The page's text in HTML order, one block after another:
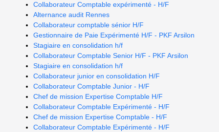
Collaborateur Comptable expérimenté - H/F
Alternance audit Rennes
Collaborateur comptable sénior H/F
Gestionnaire de Paie Expérimenté H/F - PKF Arsilon
Stagiaire en consolidation h/f
Collaborateur Comptable Senior H/F - PKF Arsilon
Stagiaire en consolidation h/f
Collaborateur junior en consolidation H/F
Collaborateur Comptable Junior - H/F
Chef de mission Expertise Comptable H/F
Collaborateur Comptable Expérimenté - H/F
Chef de mission Expertise Comptable - H/F
Collaborateur Comptable Expérimenté - H/F